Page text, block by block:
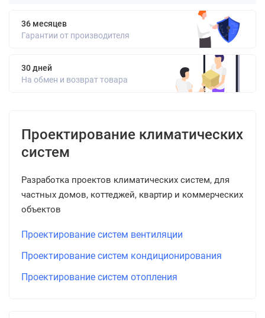
36 месяцев
Гарантии от производителя
30 дней
На обмен и возврат товара
Проектирование климатических
систем
Разработка проектов климатических систем, для
частных домов, коттеджей, квартир и коммерческих
объектов
Проектирование систем вентиляции
Проектирование систем кондиционирования
Проектирование систем отопления